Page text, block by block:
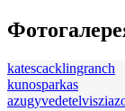
katescacklingranch
kunosparkas